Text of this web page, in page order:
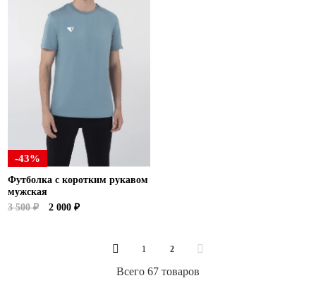
-43%
Футболка с коротким рукавом
мужская
3 500 ₽
2 000 ₽
1 2
Всего 67 товаров